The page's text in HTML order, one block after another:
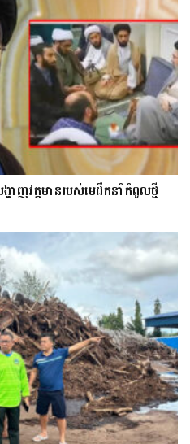
ាញ​វត្តមាន​​​របស់​​មេដឹកនាំកំពូលថ្មី